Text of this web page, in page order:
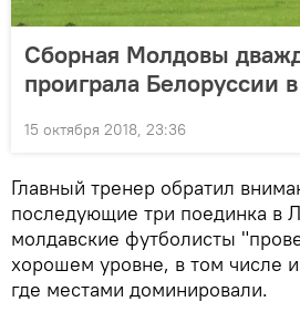
Сборная Молдовы
проиграла Белоруссии
15 октября 2018, 23:36
Главный тренер обратил
последующие три поединка в
молдавские футболисты
хорошем уровне, в том числе
где местами доминировали.